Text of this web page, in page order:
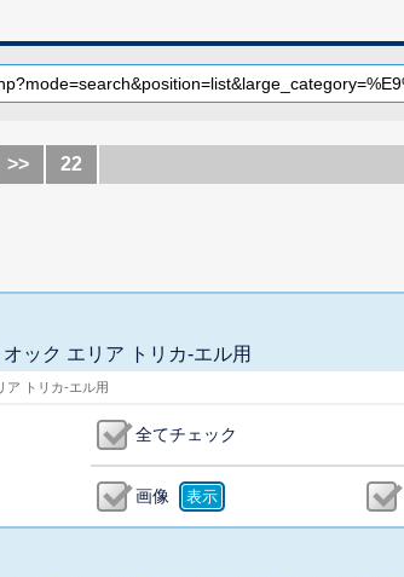
>> 22
ック エリア トリカ-エル用
ア トリカ-エル用
全てチェック
画像